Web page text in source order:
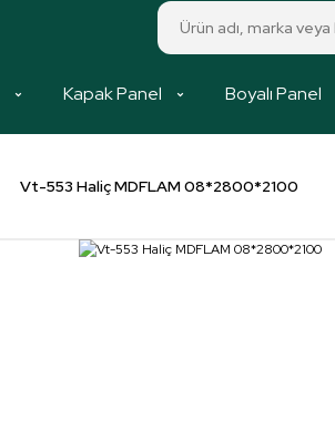
Kapak Panel Boyalı Panel
Vt-553 Haliç MDFLAM 08*2800*2100